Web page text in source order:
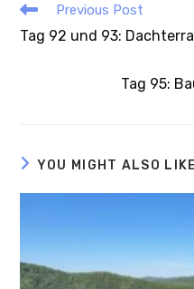
Previous Post
Tag 92 und 93:
Tag 95:
YOU MIGHT ALSO LIKE